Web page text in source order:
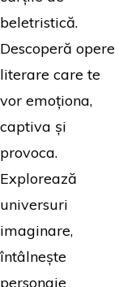
beletristică.
Descoperă opere
literare care te
vor emoționa,
captiva și
provoca.
Explorează
universuri
imaginare,
întâlnește
personaje